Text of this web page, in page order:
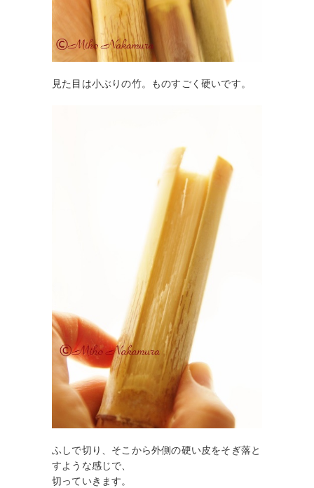
見た目は小ぶりの竹。ものすごく硬いです。
ふしで切り、そこから外側の硬い皮をそぎ落と
すような感じで、
切っていきます。